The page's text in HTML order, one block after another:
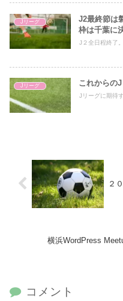
Jリーグ
J2最終節は
枠は千葉に
J２全日程終了
Jリーグ これからの
Jリーグに期待
２
横浜WordPress
コメント